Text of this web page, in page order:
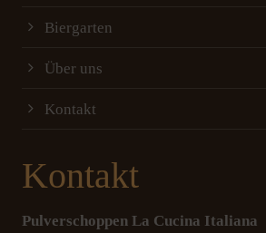
Biergarten
Über uns
Kontakt
Kontakt
Pulverschoppen La Cucina Italiana